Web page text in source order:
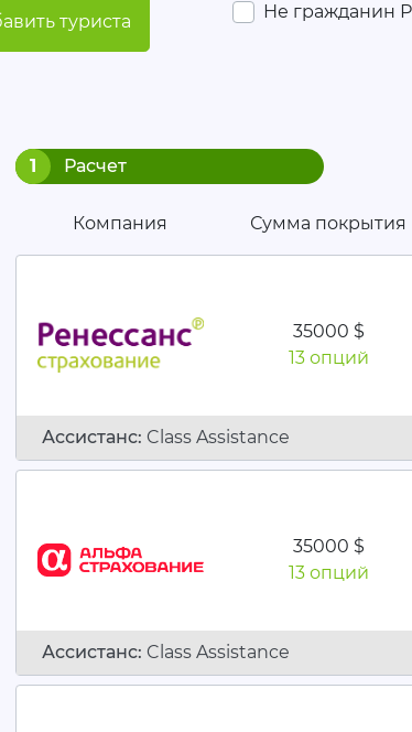
туриста Не гражданин
1 Расчет
Компания Сумма покрытия
35000 $
13 опций
Ассистанc: Class Assistance
35000 $
13 опций
Ассистанc: Class Assistance